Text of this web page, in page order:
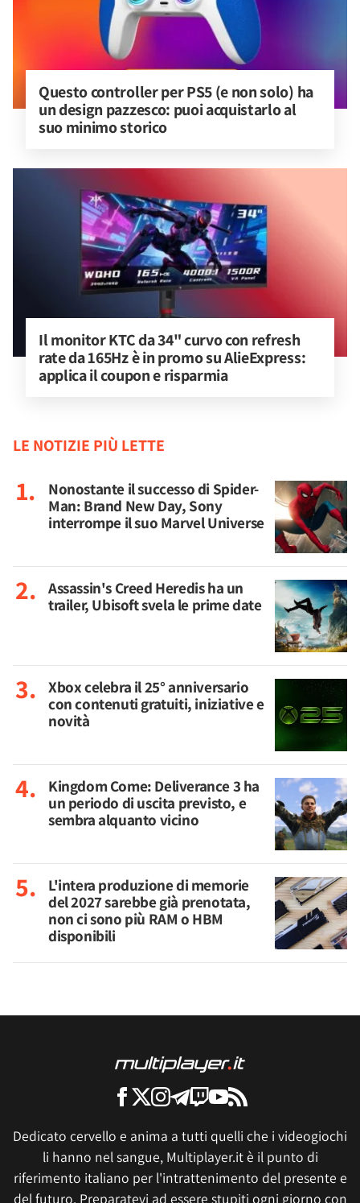
Questo controller per PS5 (e non solo) ha
un design pazzesco: puoi acquistarlo al
suo minimo storico
Il monitor KTC da 34" curvo con refresh
rate da 165Hz è in promo su AlieExpress:
applica il coupon e risparmia
LE NOTIZIE PIÙ LETTE
Nonostante il successo di Spider-
Man: Brand New Day, Sony
interrompe il suo Marvel Universe
Assassin's Creed Heredis ha un
trailer, Ubisoft svela le prime date
Xbox celebra il 25° anniversario
con contenuti gratuiti, iniziative e
novità
Kingdom Come: Deliverance 3 ha
un periodo di uscita previsto, e
sembra alquanto vicino
L'intera produzione di memorie
del 2027 sarebbe già prenotata,
non ci sono più RAM o HBM
disponibili
Dedicato cervello e anima a tutti quelli che i videogiochi
li hanno nel sangue, Multiplayer.it è il punto di
riferimento italiano per l'intrattenimento del presente e
del futuro. Preparatevi ad essere stupiti ogni giorno con